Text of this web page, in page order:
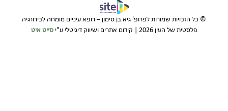
© כל הזכויות שמורות לפרופ' גיא בן סימון – רופא עיניים מומחה לכירורגיה
פלסטית של העין 2026 | קידום אתרים ושיווק דיגיטלי ע"י
סייט איט